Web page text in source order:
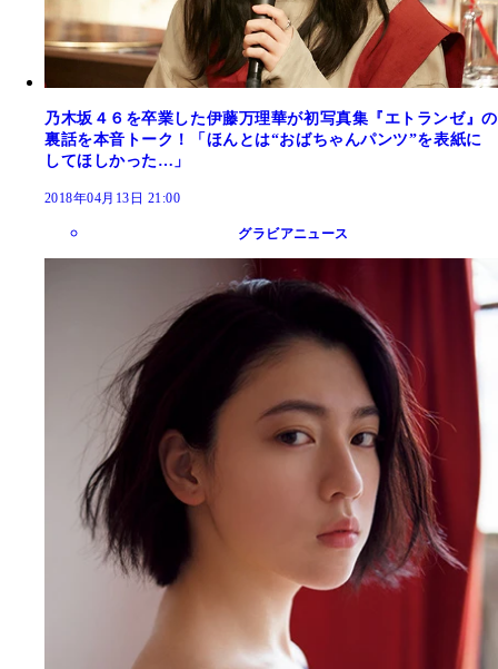
乃木坂４６を卒業した伊藤万理華が初写真集『エトランゼ』の
裏話を本音トーク！「ほんとは“おばちゃんパンツ”を表紙に
してほしかった…」
2018年04月13日 21:00
グラビアニュース